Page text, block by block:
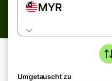
MYR
Umgetauscht zu